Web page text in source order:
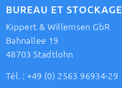
BUREAU ET STOCKAGE
Kippert & Willemsen GbR
Bahnallee 19
48703 Stadtlohn
Tél. : +49 (0) 2563 96934-29